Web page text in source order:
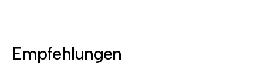
Empfehlungen